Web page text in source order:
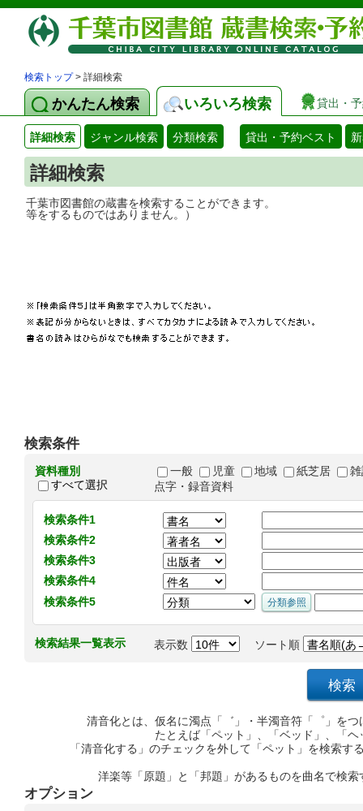
検索トップ> 詳細検索
かんたん検索 いろいろ検索 貸出・
詳細検索 ジャンル検索 分類検索 貸出・予約ベスト
詳細検索
千葉市図書館の蔵書を検索することがで
等をするものではありません。）
検索条件
資料種別
すべて選択
一般 児童 地域 紙芝居
点字・録音資料
検索条件1
検索条件2
検索条件3
検索条件4
検索条件5
検索結果一覧表示 表示数 ソート順
清音化とは、仮名に濁点「゛」・半濁音符「゜」を
たとえば「ペット」、「ベッド」、「
「清音化する」のチェックを外して「ペット」を検索
洋楽等「原題」と「邦題」があるものを曲名で検
オプション